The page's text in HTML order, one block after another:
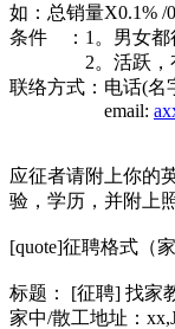
如：总销量X0.1% /
条件 ：1。男女都
2。活跃，有
联络方式：电话(名
email:
应征者请附上你的
验，学历，并附上
[quote]征聘格式（
标题： [征聘] 找家
家中/散工地址：